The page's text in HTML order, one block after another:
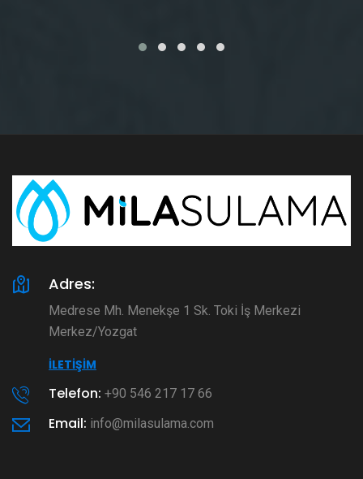
Adres:
Medrese Mh. Menekşe 1 Sk. Toki İş Merkezi
Merkez/Yozgat
İLETIŞIM
Telefon: +90 546 217 17 66
Email: info@milasulama.com